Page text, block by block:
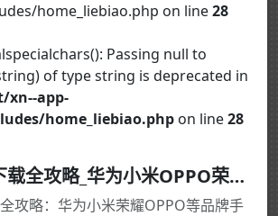
home_liebiao.php on line28
Passing null to
of type string is deprecated in
app-
home_liebiao.php on line28
欧易安卓版下载全攻略_华为小米OPPO荣耀APK安装教程_官方正版
攻略：华为小米荣耀OPPO等品牌手